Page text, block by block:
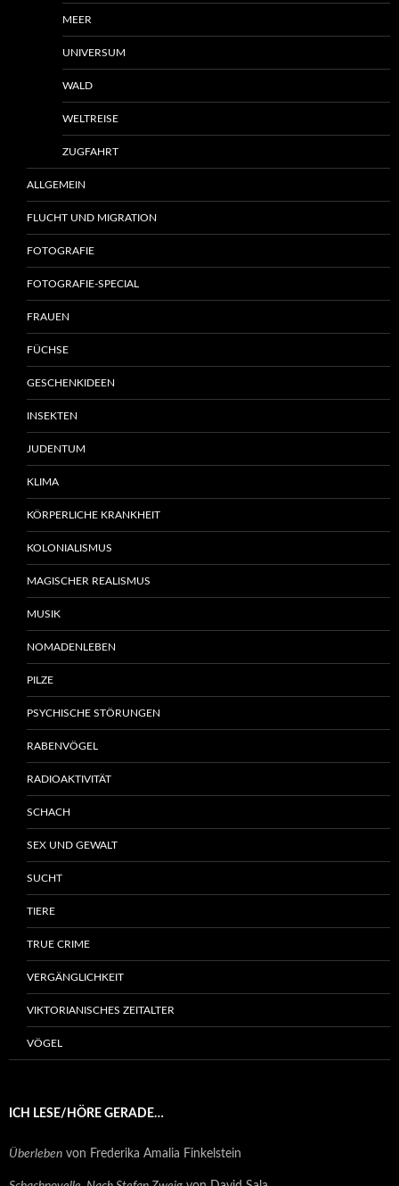
MEER
UNIVERSUM
WALD
WELTREISE
ZUGFAHRT
ALLGEMEIN
FLUCHT UND MIGRATION
FOTOGRAFIE
FOTOGRAFIE-SPECIAL
FRAUEN
FÜCHSE
GESCHENKIDEEN
INSEKTEN
JUDENTUM
KLIMA
KÖRPERLICHE KRANKHEIT
KOLONIALISMUS
MAGISCHER REALISMUS
MUSIK
NOMADENLEBEN
PILZE
PSYCHISCHE STÖRUNGEN
RABENVÖGEL
RADIOAKTIVITÄT
SCHACH
SEX UND GEWALT
SUCHT
TIERE
TRUE CRIME
VERGÄNGLICHKEIT
VIKTORIANISCHES ZEITALTER
VÖGEL
ICH LESE/HÖRE GERADE…
Überleben von Frederika Amalia Finkelstein